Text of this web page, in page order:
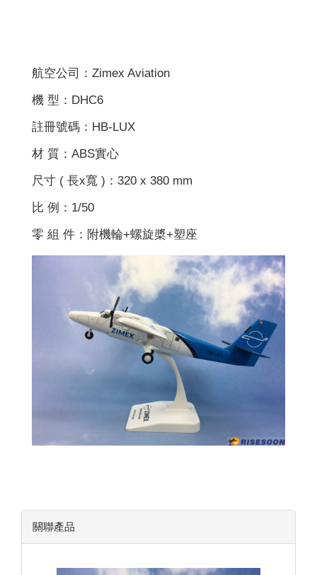
航空公司：Zimex Aviation
機 型：DHC6
註冊號碼：HB-LUX
材 質：ABS實心
尺寸 ( 長x寬 )：320 x 380 mm
比 例：1/50
零 組 件：附機輪+螺旋槳+塑座
關聯產品